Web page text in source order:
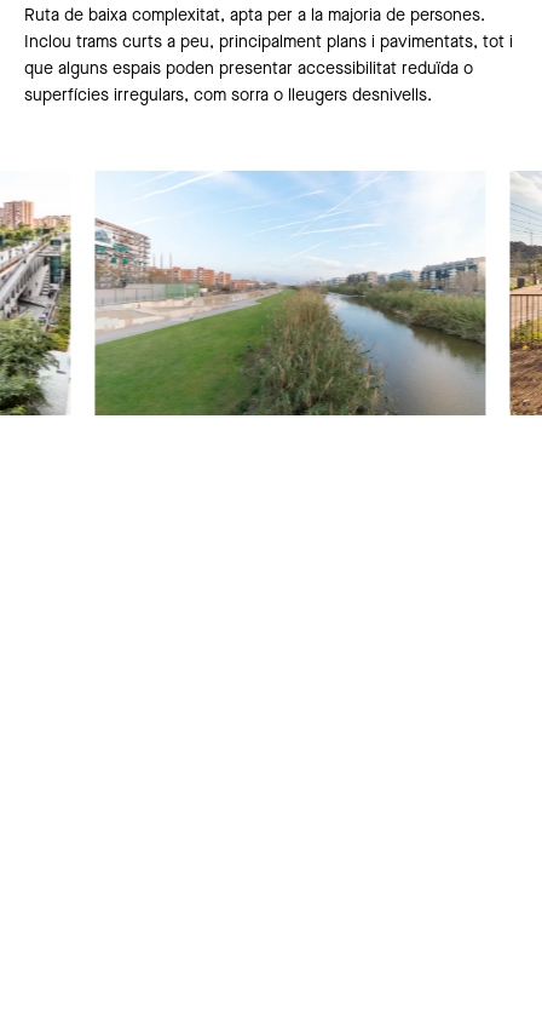
Ruta de baixa complexitat, apta per a la majoria de persones.
Inclou trams curts a peu, principalment plans i pavimentats, tot i
que alguns espais poden presentar accessibilitat reduïda o
superfícies irregulars, com sorra o lleugers desnivells.